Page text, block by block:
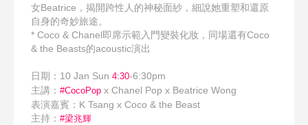
女Beatrice，揭開跨性人的神秘面紗，細說她重塑和還原
自身的奇妙旅途。
* Coco & Chanel即席示範入門變裝化妝，同場還有Coco
& the Beasts的acoustic演出
日期：10 Jan Sun 4:30-6:30pm
主講： #CocoPop x Chanel Pop x Beatrice Wong
表演嘉賓：K Tsang x Coco & the Beast
主持： #梁兆輝